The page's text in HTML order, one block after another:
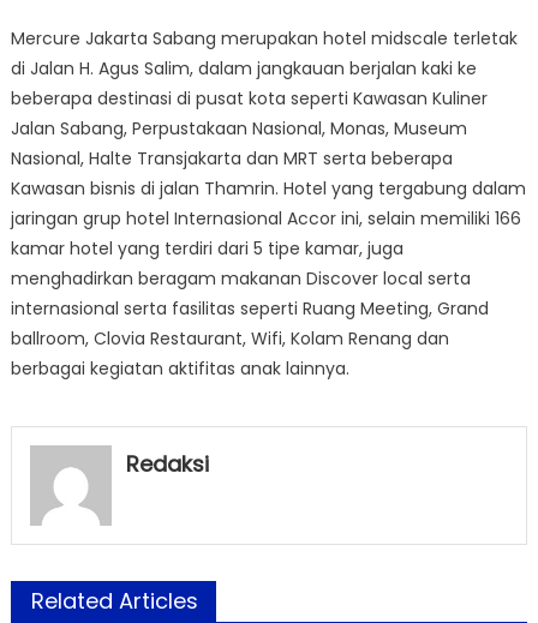
Mercure Jakarta Sabang merupakan hotel midscale terletak
di Jalan H. Agus Salim, dalam jangkauan berjalan kaki ke
beberapa destinasi di pusat kota seperti Kawasan Kuliner
Jalan Sabang, Perpustakaan Nasional, Monas, Museum
Nasional, Halte Transjakarta dan MRT serta beberapa
Kawasan bisnis di jalan Thamrin. Hotel yang tergabung dalam
jaringan grup hotel Internasional Accor ini, selain memiliki 166
kamar hotel yang terdiri dari 5 tipe kamar, juga
menghadirkan beragam makanan Discover local serta
internasional serta fasilitas seperti Ruang Meeting, Grand
ballroom, Clovia Restaurant, Wifi, Kolam Renang dan
berbagai kegiatan aktifitas anak lainnya.
Redaksi
Related Articles